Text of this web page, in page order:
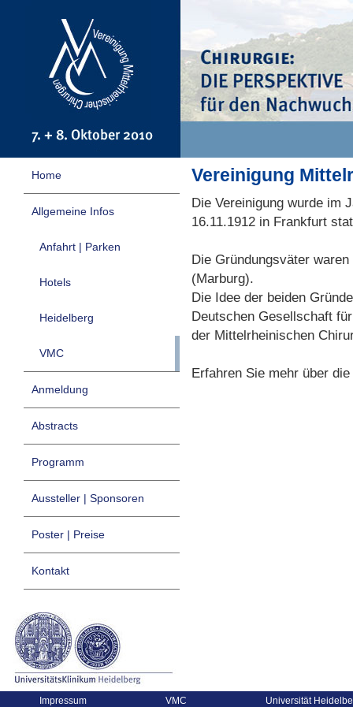
Home
Allgemeine Infos
Anfahrt | Parken
Hotels
Heidelberg
VMC
Anmeldung
Abstracts
Programm
Aussteller | Sponsoren
Poster | Preise
Kontakt
Vereinigung
Die Vereinigung wurde im
16.11.1912 in Frankfurt
Die Gründungsväter
(Marburg).
Die Idee der beiden
Deutschen Gesellschaft
der Mittelrheinischen
Erfahren Sie mehr über die
Impressum VMC Universität